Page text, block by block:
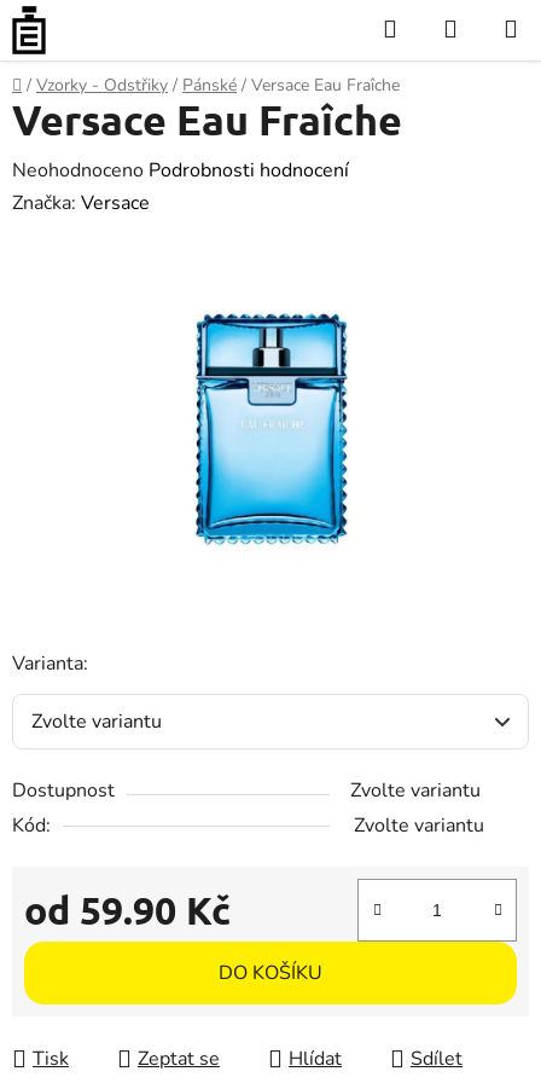
Přejít
obsah
Hledat
KOŠÍK
Domů
/ Vzorky - Odstřiky / Pánské / Versace Eau Fraîche
Varianta:
Dostupnost
Zvolte variantu
Kód:
Zvolte variantu
od 59.90 Kč
Měrná cena:
DO KOŠÍKU
Tisk Zeptat se Hlídat Sdílet
Versace Eau Fraîche
Průměrné
hodnocení
Neohodnoceno Podrobnosti hodnocení
Značka: Versace